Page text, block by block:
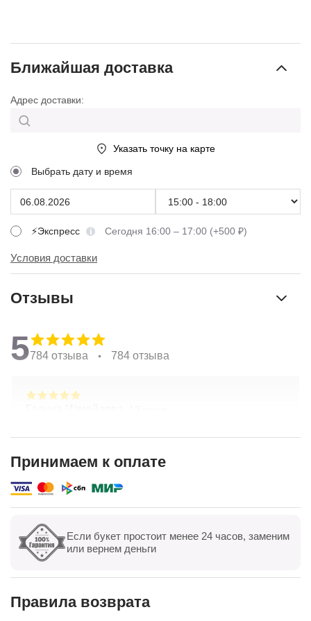
Ближайшая доставка
Адрес доставки:
Указать точку на карте
Выбрать дату и время
⚡Экспресс Сегодня 16:00 – 17:00 (+500 ₽)
Условия доставки
Отзывы
5784 отзыва 784 отзыва
городе, заказываю через приложение. Всегда
доставка. Огромное спасибо за настроение
Показать все Оставить отзыв
Принимаем к оплате
Если букет простоит менее 24 часов, заменим
или вернем деньги
Правила возврата